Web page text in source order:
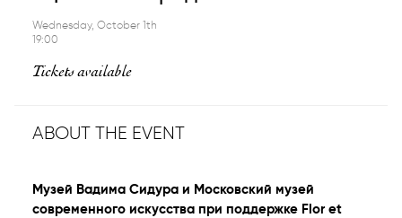
Wednesday, October 1th
19:00
Tickets available
ABOUT THE EVENT
Музей Вадима Сидура и Московский музей
современного искусства при поддержке Flor et